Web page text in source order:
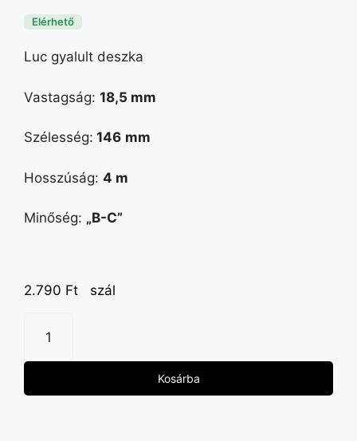
Elérhető
Luc gyalult deszka
Vastagság: 18,5 mm
Szélesség: 146 mm
Hosszúság: 4 m
Minőség: „B-C”
2.790 Ft szál
Kosárba